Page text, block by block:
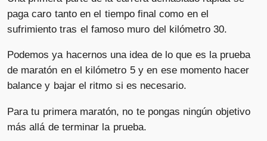
paga caro tanto en el tiempo final como en el
sufrimiento tras el famoso muro del kilómetro 30.
Podemos ya hacernos una idea de lo que es la prueba
de maratón en el kilómetro 5 y en ese momento hacer
balance y bajar el ritmo si es necesario.
Para tu primera maratón, no te pongas ningún objetivo
más allá de terminar la prueba.